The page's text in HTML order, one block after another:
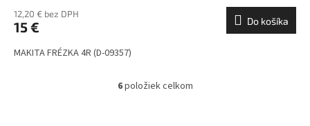
12,20 € bez DPH
15 € Do košíka
MAKITA FRÉZKA 4R (D-09357)
O
6položiek celkom